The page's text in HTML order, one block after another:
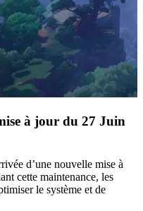
à jour du 27 Juin
d’une nouvelle mise à
cette maintenance, les
le système et de